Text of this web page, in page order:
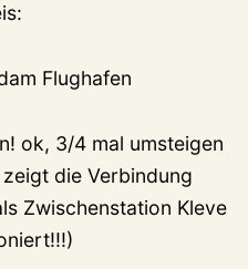
Flughafen
ok, 3/4 mal umsteigen
zeigt die Verbindung
Zwischenstation Kleve